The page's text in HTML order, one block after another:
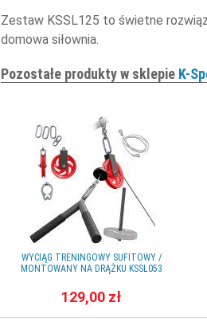
Zestaw KSSL125 to świetne
domowa siłownia.
Pozostałe produkty w sklepie K-
WYCIĄG TRENINGOWY SUFITOWY /
MONTOWANY NA DRĄŻKU KSSL053
129,00 zł